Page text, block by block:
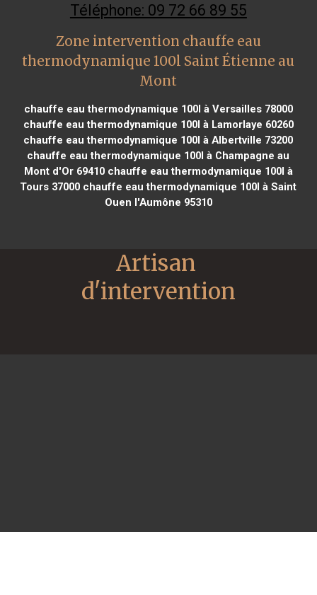
Téléphone: 09 72 66 89 55
Zone intervention chauffe eau
thermodynamique 100l Saint Étienne au
Mont
chauffe eau thermodynamique 100l à Versailles 78000
chauffe eau thermodynamique 100l à Lamorlaye 60260
chauffe eau thermodynamique 100l à Albertville 73200
chauffe eau thermodynamique 100l à Champagne au
Mont d'Or 69410chauffe eau thermodynamique 100l à
Tours 37000 chauffe eau thermodynamique 100l à Saint
Ouen l'Aumône 95310
Artisan
d'intervention